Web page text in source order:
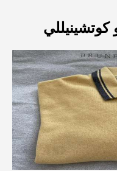
مثيل لها لكل مسافر
دبي: دليلك الشامل
أفضل أماكن الإفطار في دبي: أفضل 7 أماكن لا تُضاهى لتجربة